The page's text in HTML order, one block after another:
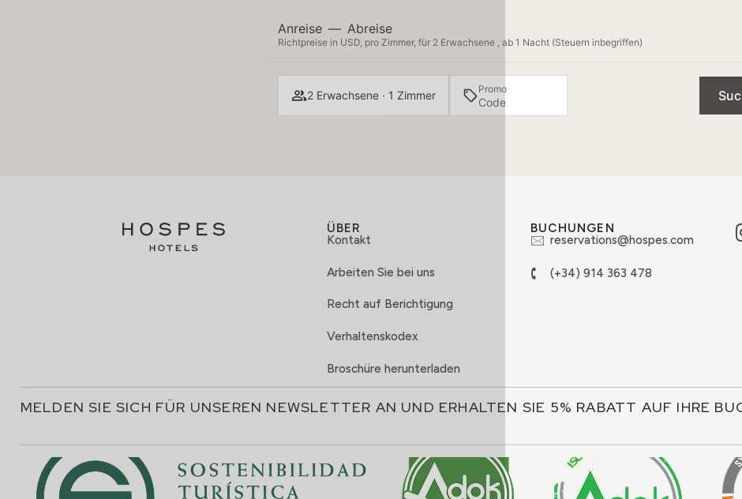
Anreise — Abreise
Richtpreise in USD, pro Zimmer, für 2 Erwachsene , ab 1 Nacht (Steuern inbegriffen)
2 Erwachsene · 1 Zimmer Promo
ÜBER
Kontakt
Arbeiten Sie bei uns
Recht auf Berichtigung
Verhaltenskodex
Broschüre herunterladen
BUCHUNGEN
reservations@hospes.com
(+34) 914 363 478
MELDEN SIE SICH FÜR UNSEREN NEWSLETTER AN UND ERHALTEN SIE 5% RABATT AUF IHRE